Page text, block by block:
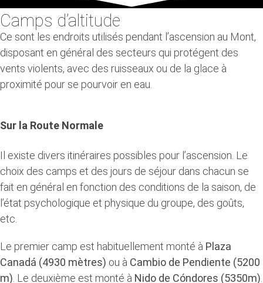
Camps d’altitude
Ce sont les endroits utilisés pendant l’ascension au Mont,
disposant en général des secteurs qui protégent des
vents violents, avec des ruisseaux ou de la glace à
proximité pour se pourvoir en eau.
Sur la Route Normale
Il existe divers itinéraires possibles pour l’ascension. Le
choix des camps et des jours de séjour dans chacun se
fait en général en fonction des conditions de la saison, de
l’état psychologique et physique du groupe, des goûts,
etc.
Le premier camp est habituellement monté à Plaza
Canadá (4930 mètres) ou à Cambio de Pendiente (5200
m) . Le deuxième est monté à Nido de Cóndores (5350m)